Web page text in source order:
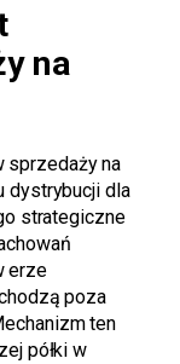
na
sprzedaży na
dystrybucji dla
strategiczne
erze
poza
ten
półki w